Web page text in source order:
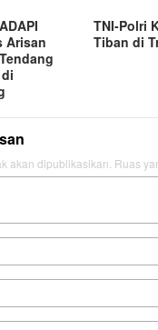
Arisan
TNI-Polri
Tiban di
akan dipublikasikan. Ruas